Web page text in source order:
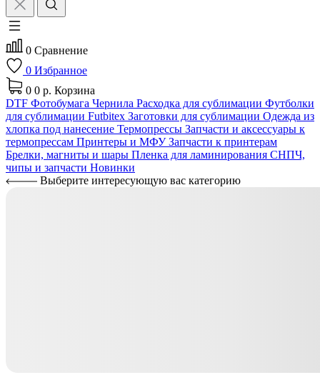
0 Сравнение
0 Избранное
0 0 р. Корзина
DTF Фотобумага Чернила Расходка для сублимации Футболки
для сублимации Futbitex Заготовки для сублимации Одежда из
хлопка под нанесение Термопрессы Запчасти и аксессуары к
термопрессам Принтеры и МФУЗапчасти к принтерам
Брелки, магниты и шары Пленка для ламинирования СНПЧ,
чипы и запчасти Новинки
Выберите интересующую вас категорию